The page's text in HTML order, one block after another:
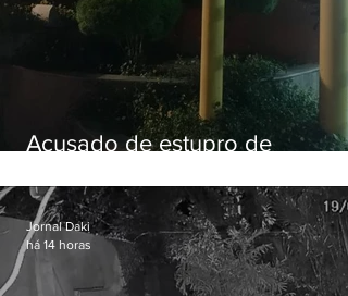
Acusado de estupro de
Jornal Daki
há 14 horas